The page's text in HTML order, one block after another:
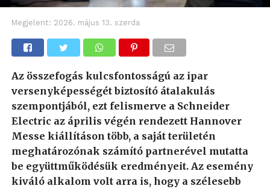
Megjelent: 2026. május 13. szerda
Az összefogás kulcsfontosságú az ipar
versenyképességét biztosító átalakulás
szempontjából, ezt felismerve a Schneider
Electric az április végén rendezett Hannover
Messe kiállításon több, a saját területén
meghatározónak számító partnerével mutatta
be együttműködésük eredményeit. Az esemény
kiváló alkalom volt arra is, hogy a szélesebb